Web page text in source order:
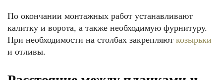
По окончании монтажных работ устанавливают
калитку и ворота, а также необходимую фурнитуру.
При необходимости на столбах закрепляют козырьки
и отливы.